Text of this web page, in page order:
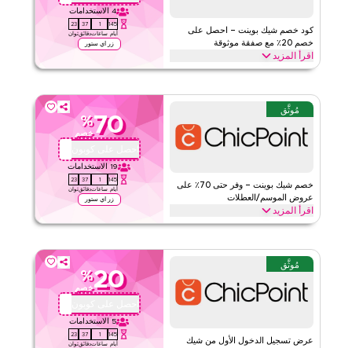
تطبيق
الفئات
على مستوى الموقع
كود خصم شيك بوينت – احصل على
خصم 20٪ مع صفقة موثوقة
اقرأ المزيد
4 الاستخدامات
145
أيام
1
ساعات
37
دقائق
22
ثوان
زر اي ستور
احصل على خصم 20٪ على جميع المنتجات مع هذا عرض شيك بوينت
واستمتع بقيمة إضافية على مشترياتك بالكامل اليوم.
شيك بوينت الأحكام والشروط
الحد الأدنى للطلب
٢٤٧
تطبيق
الفئات
على مستوى الموقع
مُوثَّق
خصم شيك بوينت – وفر حتى 70٪ على
عروض الموسم/العطلات
اقرأ المزيد
70
%
خصم
احصل على كوبون
19 الاستخدامات
145
أيام
1
ساعات
37
دقائق
22
ثوان
زر اي ستور
وفر حتى 70٪ مع هذا كود كوبون شيك بوينت خلال المواسم الاحتفالية، بما
العطلات. فعّل الآن.
شيك بوينت الأحكام والشروط
الحد الأدنى للطلب
٢٤٧
تطبيق
الفئات
على مستوى الموقع
مُوثَّق
عرض تسجيل الدخول الأول من شيك
20
%
خصم
احصل على كوبون
5 الاستخدامات
145
أيام
1
ساعات
37
دقائق
22
ثوان